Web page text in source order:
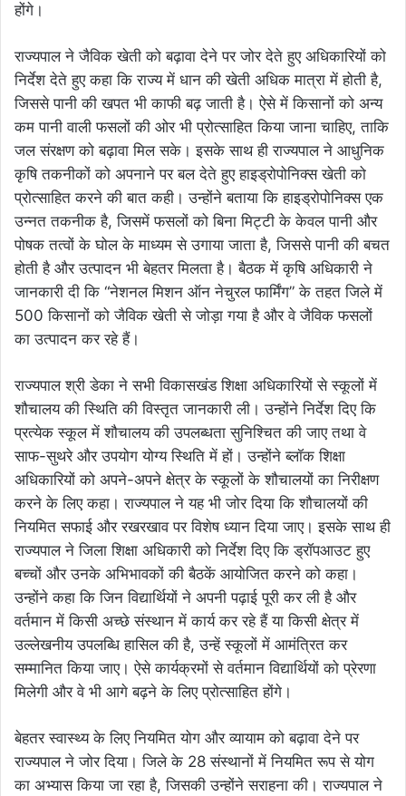
होंगे।
राज्यपाल ने जैविक खेती को बढ़ावा देने पर जोर देते हुए अधिकारियों को
निर्देश देते हुए कहा कि राज्य में धान की खेती अधिक मात्रा में होती है,
जिससे पानी की खपत भी काफी बढ़ जाती है। ऐसे में किसानों को अन्य
कम पानी वाली फसलों की ओर भी प्रोत्साहित किया जाना चाहिए, ताकि
जल संरक्षण को बढ़ावा मिल सके। इसके साथ ही राज्यपाल ने आधुनिक
कृषि तकनीकों को अपनाने पर बल देते हुए हाइड्रोपोनिक्स खेती को
प्रोत्साहित करने की बात कही। उन्होंने बताया कि हाइड्रोपोनिक्स एक
उन्नत तकनीक है, जिसमें फसलों को बिना मिट्टी के केवल पानी और
पोषक तत्वों के घोल के माध्यम से उगाया जाता है, जिससे पानी की बचत
होती है और उत्पादन भी बेहतर मिलता है। बैठक में कृषि अधिकारी ने
जानकारी दी कि “नेशनल मिशन ऑन नेचुरल फार्मिंग” के तहत जिले में
500 किसानों को जैविक खेती से जोड़ा गया है और वे जैविक फसलों
का उत्पादन कर रहे हैं।
राज्यपाल श्री डेका ने सभी विकासखंड शिक्षा अधिकारियों से स्कूलों में
शौचालय की स्थिति की विस्तृत जानकारी ली। उन्होंने निर्देश दिए कि
प्रत्येक स्कूल में शौचालय की उपलब्धता सुनिश्चित की जाए तथा वे
साफ-सुथरे और उपयोग योग्य स्थिति में हों। उन्होंने ब्लॉक शिक्षा
अधिकारियों को अपने-अपने क्षेत्र के स्कूलों के शौचालयों का निरीक्षण
करने के लिए कहा। राज्यपाल ने यह भी जोर दिया कि शौचालयों की
नियमित सफाई और रखरखाव पर विशेष ध्यान दिया जाए। इसके साथ ही
राज्यपाल ने जिला शिक्षा अधिकारी को निर्देश दिए कि ड्रॉपआउट हुए
बच्चों और उनके अभिभावकों की बैठकें आयोजित करने को कहा।
उन्होंने कहा कि जिन विद्यार्थियों ने अपनी पढ़ाई पूरी कर ली है और
वर्तमान में किसी अच्छे संस्थान में कार्य कर रहे हैं या किसी क्षेत्र में
उल्लेखनीय उपलब्धि हासिल की है, उन्हें स्कूलों में आमंत्रित कर
सम्मानित किया जाए। ऐसे कार्यक्रमों से वर्तमान विद्यार्थियों को प्रेरणा
मिलेगी और वे भी आगे बढ़ने के लिए प्रोत्साहित होंगे।
बेहतर स्वास्थ्य के लिए नियमित योग और व्यायाम को बढ़ावा देने पर
राज्यपाल ने जोर दिया। जिले के 28 संस्थानों में नियमित रूप से योग
का अभ्यास किया जा रहा है, जिसकी उन्होंने सराहना की। राज्यपाल ने